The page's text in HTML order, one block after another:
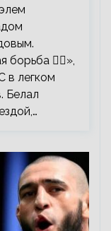
борьба 🤼‍♂️»,
в легком
Белал